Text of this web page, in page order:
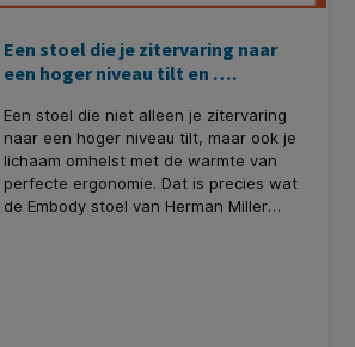
Een stoel die je zitervaring naar
een hoger niveau tilt en ….
Een stoel die niet alleen je zitervaring
naar een hoger niveau tilt, maar ook je
lichaam omhelst met de warmte van
perfecte ergonomie. Dat is precies wat
de Embody stoel van Herman Miller